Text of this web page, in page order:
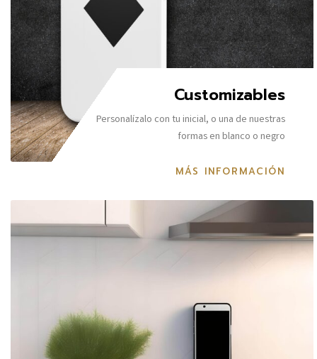
Customizables
Personalízalo con tu inicial, o una de nuestras
formas en blanco o negro
MÁS INFORMACIÓN